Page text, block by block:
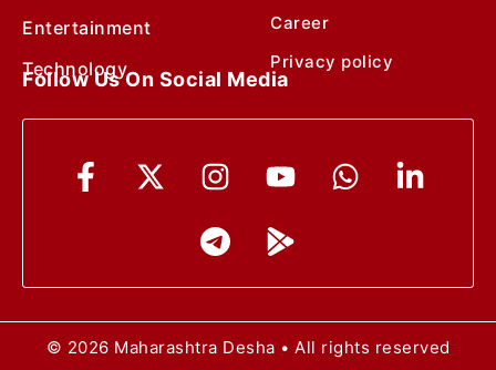
Entertainment
Technology
Career
Privacy policy
Follow Us On Social Media
© 2026 Maharashtra Desha • All rights reserved